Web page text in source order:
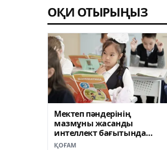
ОҚИ ОТЫРЫҢЫЗ
Мектеп пәндерінің
мазмұны жасанды
интеллект бағытында
жаңартылуда
ҚОҒАМ